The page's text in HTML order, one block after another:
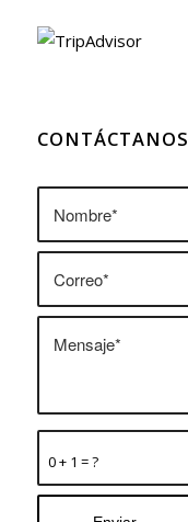
CONTÁCTANOS
0 + 1 = ?